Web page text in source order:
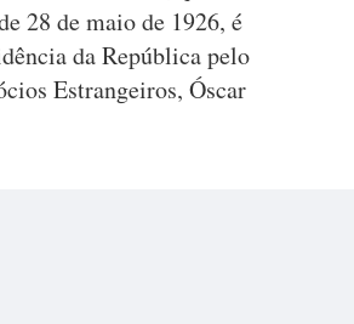
28 de maio de 1926, é
da República pelo
Estrangeiros, Óscar